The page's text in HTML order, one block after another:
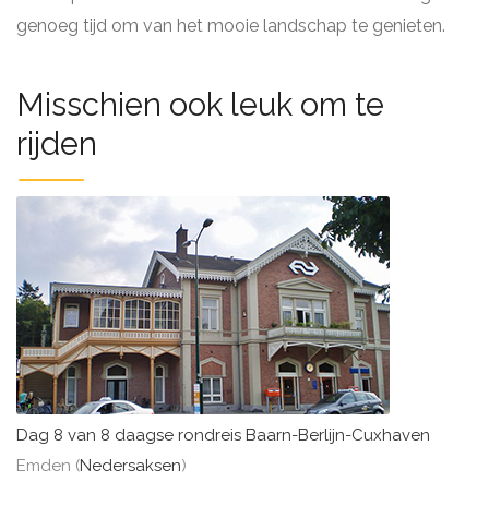
genoeg tijd om van het mooie landschap te genieten.
Misschien ook leuk om te
rijden
Dag 8 van 8 daagse rondreis Baarn-Berlijn-Cuxhaven
Emden (Nedersaksen)